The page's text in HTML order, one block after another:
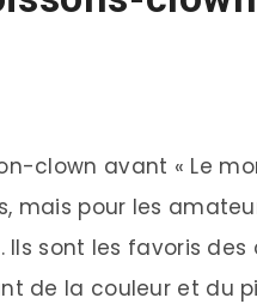
clown avant « Le
mais pour les
Ils sont les favoris
de la couleur et du